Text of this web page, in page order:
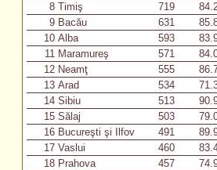
8 Timiş 719
9 Bacău 631
10 Alba 593
11 Maramureş 571
12 Neamţ 555
13 Arad 534
14 Sibiu 513
15 Sălaj 503
16 Bucureşti şi Ilfov 491
17 Vaslui 460
18 Prahova 457